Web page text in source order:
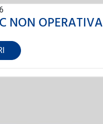
NON OPERATIVA